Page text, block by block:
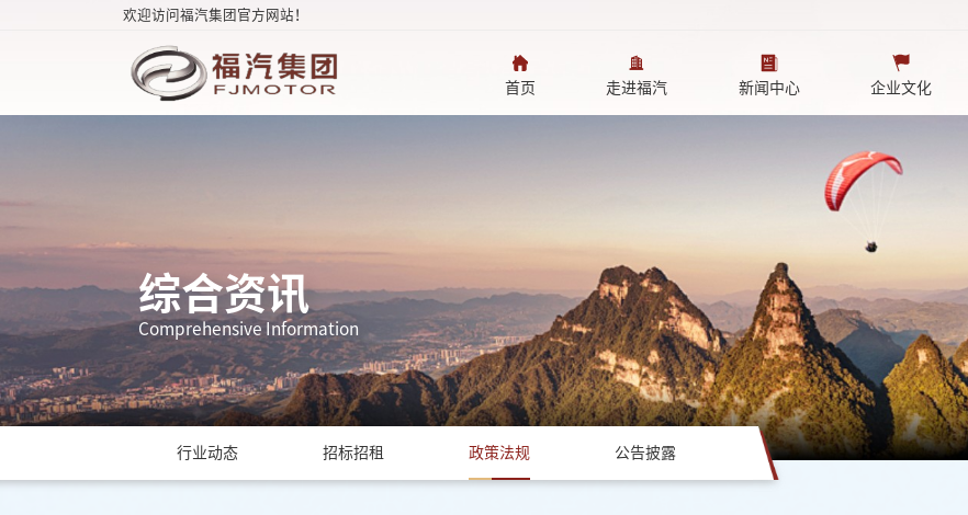
欢迎访问福汽集团官方网站！
首页 走进福汽 新闻中心 企业文化
综合资讯
Comprehensive Information
行业动态 招标招租 政策法规 公告披露